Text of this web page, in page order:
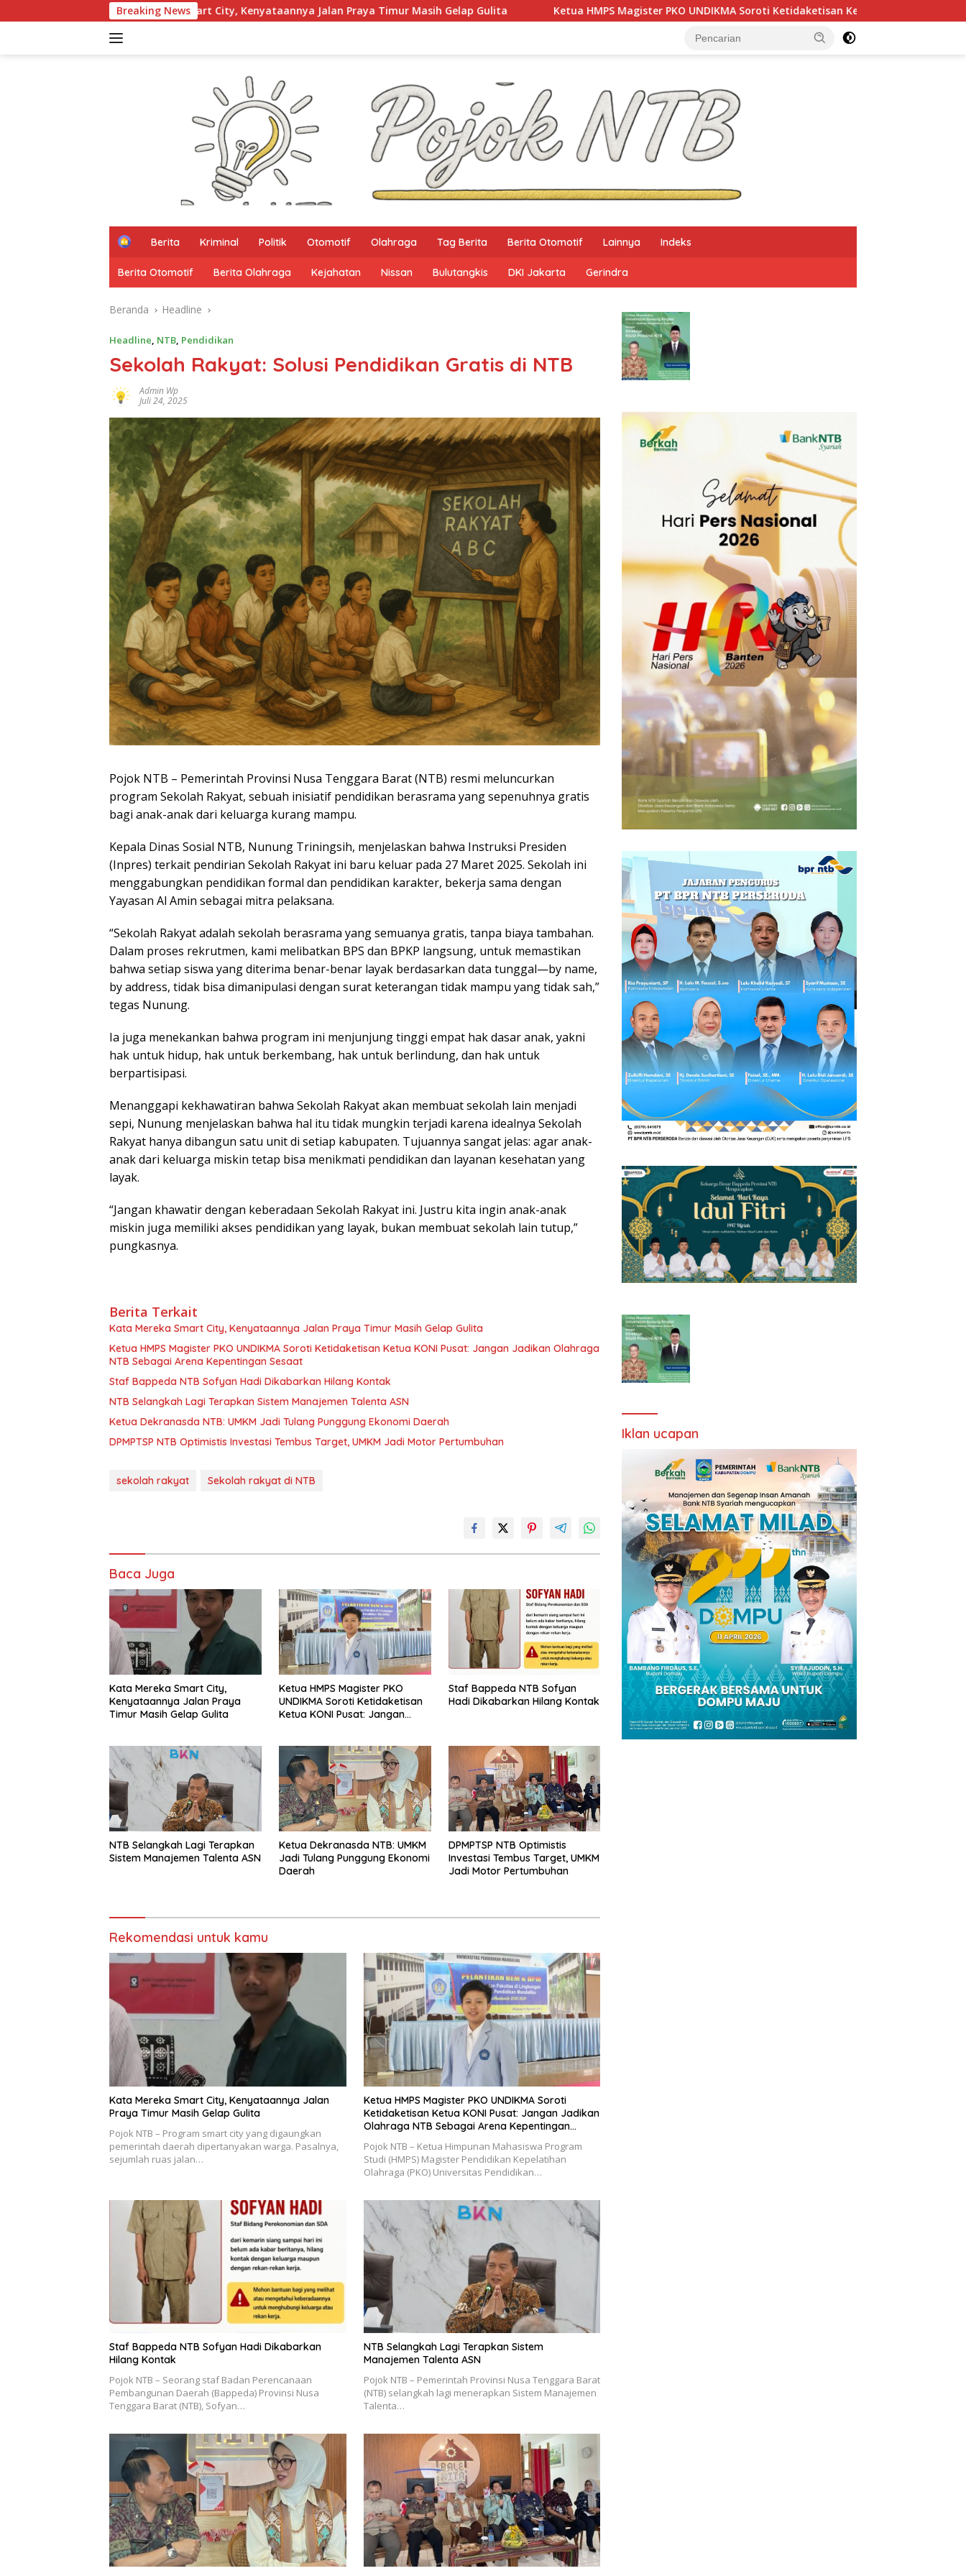
ke
Breaking News
Mereka Smart City, Kenyataannya Jalan Praya Timur Masih Gelap Gulita Ketua HMPS Magister PKO UNDIKMA Soroti Ketidaketisan Ketua KONI Pusat: Jangan Jadikan Olahraga NTB
H
m
e
Berita Kriminal Politik Otomotif Olahraga Tag Berita Berita Otomotif Lainnya Indeks
Berita Otomotif Berita Olahraga Kejahatan Nissan Bulutangkis DKI Jakarta Gerindra
Beranda Headline
Headline, NTB, Pendidikan
Sekolah Rakyat: Solusi Pendidikan Gratis di NTB
Admin Wp
Juli 24, 2025
Pojok NTB – Pemerintah Provinsi Nusa Tenggara Barat (NTB) resmi meluncurkan
program Sekolah Rakyat, sebuah inisiatif pendidikan berasrama yang sepenuhnya gratis
bagi anak-anak dari keluarga kurang mampu.
Kepala Dinas Sosial NTB, Nunung Triningsih, menjelaskan bahwa Instruksi Presiden
(Inpres) terkait pendirian Sekolah Rakyat ini baru keluar pada 27 Maret 2025. Sekolah ini
menggabungkan pendidikan formal dan pendidikan karakter, bekerja sama dengan
Yayasan Al Amin sebagai mitra pelaksana.
“Sekolah Rakyat adalah sekolah berasrama yang semuanya gratis, tanpa biaya tambahan.
Dalam proses rekrutmen, kami melibatkan BPS dan BPKP langsung, untuk memastikan
bahwa setiap siswa yang diterima benar-benar layak berdasarkan data tunggal—by name,
by address, tidak bisa dimanipulasi dengan surat keterangan tidak mampu yang tidak sah,”
tegas Nunung.
Ia juga menekankan bahwa program ini menjunjung tinggi empat hak dasar anak, yakni
hak untuk hidup, hak untuk berkembang, hak untuk berlindung, dan hak untuk
berpartisipasi.
Menanggapi kekhawatiran bahwa Sekolah Rakyat akan membuat sekolah lain menjadi
sepi, Nunung menjelaskan bahwa hal itu tidak mungkin terjadi karena idealnya Sekolah
Rakyat hanya dibangun satu unit di setiap kabupaten. Tujuannya sangat jelas: agar anak-
anak dari keluarga miskin tetap bisa menikmati pendidikan dan layanan kesehatan yang
layak.
“Jangan khawatir dengan keberadaan Sekolah Rakyat ini. Justru kita ingin anak-anak
miskin juga memiliki akses pendidikan yang layak, bukan membuat sekolah lain tutup,”
pungkasnya.
Berita Terkait
Kata Mereka Smart City, Kenyataannya Jalan Praya Timur Masih Gelap Gulita
Ketua HMPS Magister PKO UNDIKMA Soroti Ketidaketisan Ketua KONI Pusat: Jangan Jadikan Olahraga
NTB Sebagai Arena Kepentingan Sesaat
Staf Bappeda NTB Sofyan Hadi Dikabarkan Hilang Kontak
NTB Selangkah Lagi Terapkan Sistem Manajemen Talenta ASN
Ketua Dekranasda NTB: UMKM Jadi Tulang Punggung Ekonomi Daerah
DPMPTSP NTB Optimistis Investasi Tembus Target, UMKM Jadi Motor Pertumbuhan
sekolah rakyat Sekolah rakyat di NTB
Baca Juga
Kata Mereka Smart City,
Kenyataannya Jalan Praya
Timur Masih Gelap Gulita
Ketua HMPS Magister PKO
UNDIKMA Soroti Ketidaketisan
Ketua KONI Pusat: Jangan
Sesaat
Staf Bappeda NTB Sofyan
Hadi Dikabarkan Hilang Kontak
NTB Selangkah Lagi Terapkan
Sistem Manajemen Talenta ASN
Ketua Dekranasda NTB: UMKM
Jadi Tulang Punggung Ekonomi
Daerah
DPMPTSP NTB Optimistis
Investasi Tembus Target, UMKM
Jadi Motor Pertumbuhan
Rekomendasi untuk kamu
Kata Mereka Smart City, Kenyataannya Jalan
Praya Timur Masih Gelap Gulita
Pojok NTB – Program smart city yang digaungkan
pemerintah daerah dipertanyakan warga. Pasalnya,
sejumlah ruas jalan…
Ketua HMPS Magister PKO UNDIKMA Soroti
Ketidaketisan Ketua KONI Pusat: Jangan Jadikan
Olahraga NTB Sebagai Arena Kepentingan
Pojok NTB – Ketua Himpunan Mahasiswa Program
Studi (HMPS) Magister Pendidikan Kepelatihan
Olahraga (PKO) Universitas Pendidikan…
Staf Bappeda NTB Sofyan Hadi Dikabarkan
Hilang Kontak
Pojok NTB – Seorang staf Badan Perencanaan
Pembangunan Daerah (Bappeda) Provinsi Nusa
Tenggara Barat (NTB), Sofyan…
NTB Selangkah Lagi Terapkan Sistem
Manajemen Talenta ASN
Pojok NTB – Pemerintah Provinsi Nusa Tenggara Barat
(NTB) selangkah lagi menerapkan Sistem Manajemen
Talenta…
Iklan ucapan